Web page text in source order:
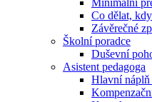
Minimální
Co dělat,
Závěrečné
Školní poradce
Duševní
Asistent pedagoga
Hlavní náplň